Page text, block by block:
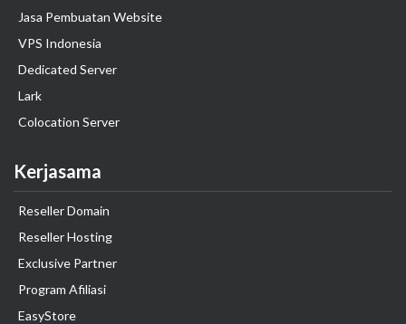
Jasa Pembuatan Website
VPS Indonesia
Dedicated Server
Lark
Colocation Server
Kerjasama
Reseller Domain
Reseller Hosting
Exclusive Partner
Program Afiliasi
EasyStore